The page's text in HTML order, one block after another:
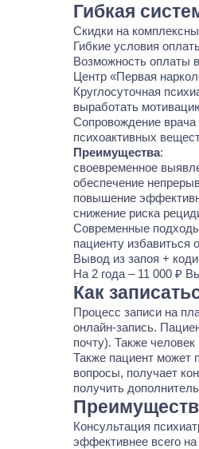
Гибкая
Скидки на
Гибкие условия
Возможность оплаты
Центр «Первая
Круглосуточная
выработать
Сопровождение врача
психоактивных
Преимущества:
своевременное
обеспечение
повышение
снижение риска
Современные
пациенту избавиться
Вывод из запоя +
На 2 года – 11 000 ₽
Как
Процесс записи на
онлайн-запись.
почту). Также
Также пациент может
вопросы, получает
получить
Консультация
эффективнее всего